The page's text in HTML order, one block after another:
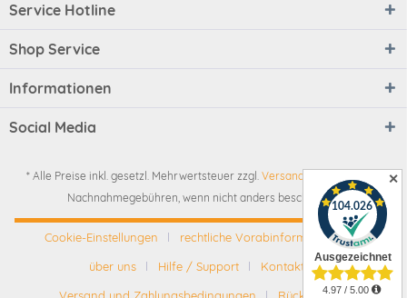
✕
Service Hotline
Shop Service
Informationen
Social Media
* Alle Preise inkl. gesetzl. Mehrwertsteuer zzgl. Versandkosten
Nachnahmegebühren, wenn nicht anders beschrieben
Cookie-Einstellungen
rechtliche Vorabinformationen
über uns
Hilfe / Support
Kontakt